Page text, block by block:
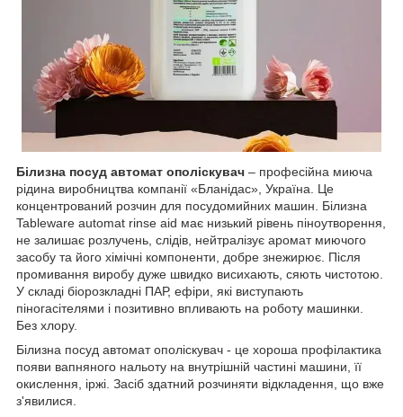
Білизна посуд автомат ополіскувач – професійна миюча
рідина виробництва компанії «Бланідас», Україна. Це
концентрований розчин для посудомийних машин. Білизна
Tableware automat rinse aid має низький рівень піноутворення,
не залишає розлучень, слідів, нейтралізує аромат миючого
засобу та його хімічні компоненти, добре знежирює. Після
промивання виробу дуже швидко висихають, сяють чистотою.
У складі біорозкладні ПАР, ефіри, які виступають
піногасітелями і позитивно впливають на роботу машинки.
Без хлору.
Білизна посуд автомат ополіскувач - це хороша профілактика
появи вапняного нальоту на внутрішній частині машини, її
окислення, іржі. Засіб здатний розчиняти відкладення, що вже
з'явилися.